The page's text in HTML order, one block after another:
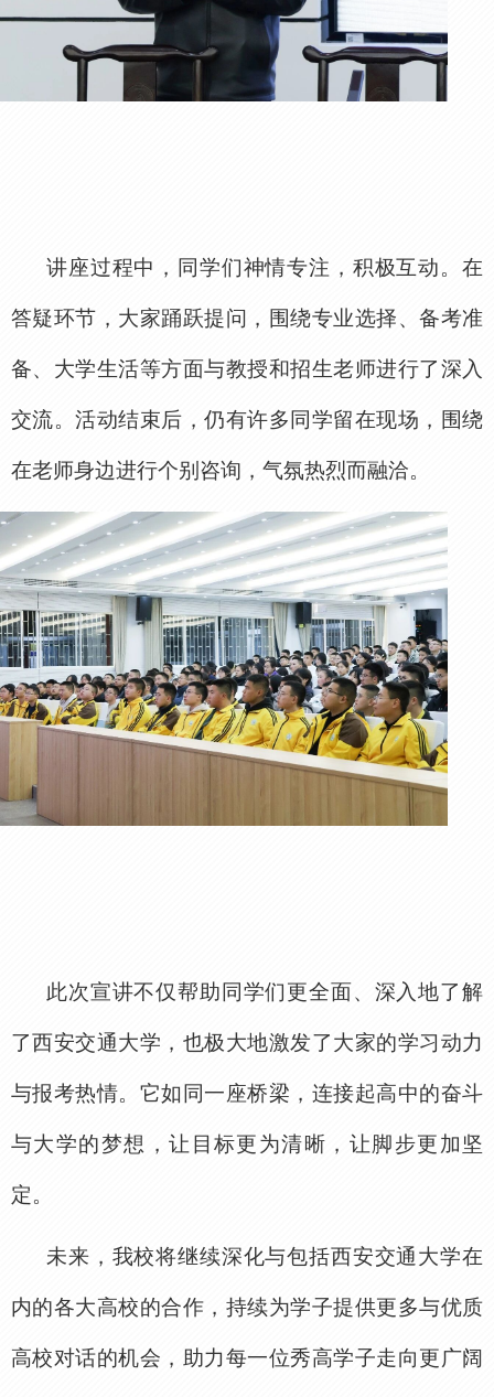
讲座过程中，同学们神情专注，积极互动。在
答疑环节，大家踊跃提问，围绕专业选择、备考准
备、大学生活等方面与教授和招生老师进行了深入
交流。活动结束后，仍有许多同学留在现场，围绕
在老师身边进行个别咨询，气氛热烈而融洽。
此次宣讲不仅帮助同学们更全面、深入地了解
了西安交通大学，也极大地激发了大家的学习动力
与报考热情。它如同一座桥梁，连接起高中的奋斗
与大学的梦想，让目标更为清晰，让脚步更加坚
定。
未来，我校将继续深化与包括西安交通大学在
内的各大高校的合作，持续为学子提供更多与优质
高校对话的机会，助力每一位秀高学子走向更广阔